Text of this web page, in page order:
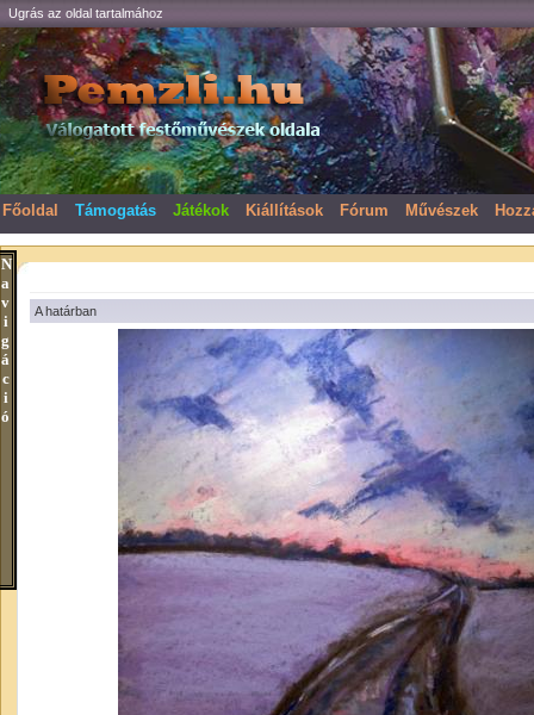
N
a
v
i
g
á
c
i
ó
Ugrás az oldal tartalmához
Főoldal Támogatás Játékok Kiállítások Fórum Művészek
A határban